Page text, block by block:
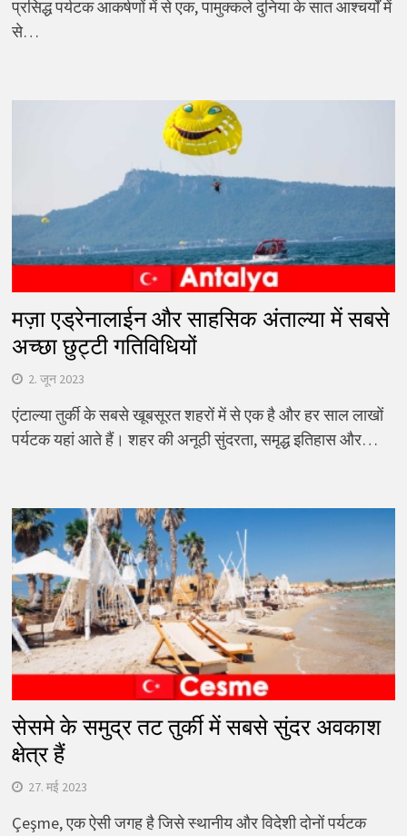
प्रसिद्ध पर्यटक आकर्षणों में से एक, पामुक्कले दुनिया के सात आश्चर्यों में
से…
मज़ा एड्रेनालाईन और साहसिक अंताल्या में सबसे
अच्छा छुट्टी गतिविधियों
2. जून 2023
एंटाल्या तुर्की के सबसे खूबसूरत शहरों में से एक है और हर साल लाखों
पर्यटक यहां आते हैं। शहर की अनूठी सुंदरता, समृद्ध इतिहास और…
सेसमे के समुद्र तट तुर्की में सबसे सुंदर अवकाश
क्षेत्र हैं
27. मई 2023
Çeşme, एक ऐसी जगह है जिसे स्थानीय और विदेशी दोनों पर्यटक